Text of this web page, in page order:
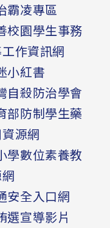
霸凌專區
校園學生事務
作資訊網
小紅書
自殺防治學會
部防制學生藥
源網
學數位素養教
安全入口網
選宣導影片